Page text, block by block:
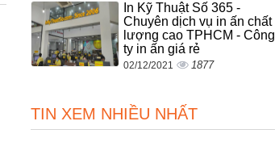
In Kỹ Thuật Số 365 -
Chuyên dịch vụ in ấn chất
lượng cao TPHCM - Công
ty in ấn giá rẻ
02/12/2021 1877
TIN XEM NHIỀU NHẤT